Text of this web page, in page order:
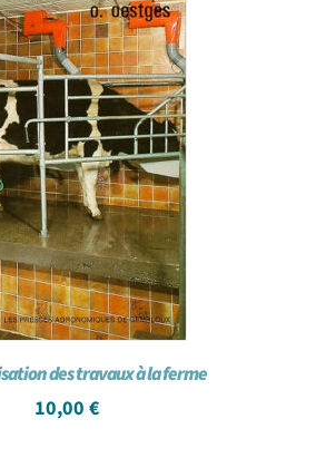
des travaux à la ferme
10,00 €